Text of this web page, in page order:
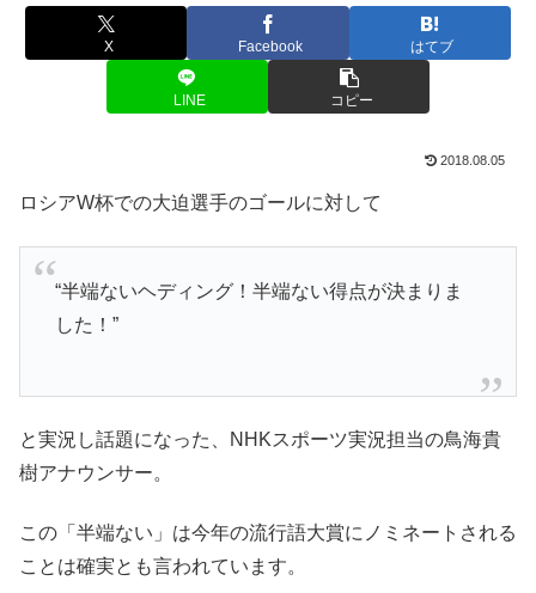
X Facebook はてブ
LINE コピー
2018.08.05
ロシアW杯での大迫選手のゴールに対して
“半端ないヘディング！半端ない得点が決まりま
した！”
と実況し話題になった、NHKスポーツ実況担当の鳥海貴
樹アナウンサー。
この「半端ない」は今年の流行語大賞にノミネートされる
ことは確実とも言われています。